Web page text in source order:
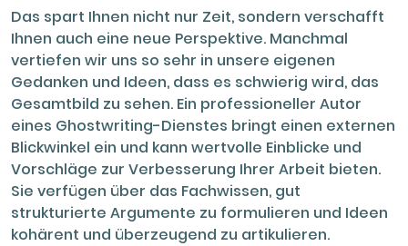
Das spart Ihnen nicht nur Zeit, sondern verschafft
Ihnen auch eine neue Perspektive. Manchmal
vertiefen wir uns so sehr in unsere eigenen
Gedanken und Ideen, dass es schwierig wird, das
Gesamtbild zu sehen. Ein professioneller Autor
eines Ghostwriting-Dienstes bringt einen externen
Blickwinkel ein und kann wertvolle Einblicke und
Vorschläge zur Verbesserung Ihrer Arbeit bieten.
Sie verfügen über das Fachwissen, gut
strukturierte Argumente zu formulieren und Ideen
kohärent und überzeugend zu artikulieren.